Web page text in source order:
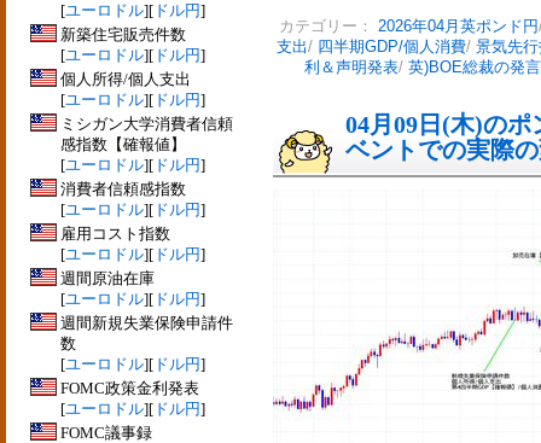
[ユーロドル][ ドル円]
新築住宅販売件数
[ユーロドル][ ドル円]
個人所得/個人支出
[ユーロドル][ ドル円]
ミシガン大学消費者信頼
感指数【確報値】
[ユーロドル][ ドル円]
消費者信頼感指数
[ユーロドル][ ドル円]
雇用コスト指数
[ユーロドル][ ドル円]
週間原油在庫
[ユーロドル][ ドル円]
週間新規失業保険申請件
数
[ユーロドル][ ドル円]
FOMC政策金利発表
[ユーロドル][ ドル円]
FOMC議事録
カテゴリー： 2026年04月英ポンド円
支出/ 四半期GDP/個人消費/ 景気先
利＆声明発表/ 英)BOE総裁の発言
04月09日(木)の
ベントでの実際